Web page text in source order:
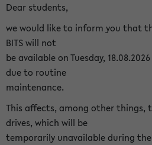
Dear students,
we would like to inform you that
BITS will not
be available on Tuesday,
due to routine
maintenance.
This affects, among other things,
drives, which will be
temporarily unavailable during